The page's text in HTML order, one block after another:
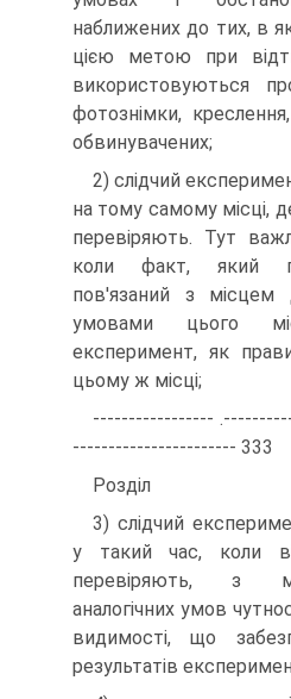
наближених до тих, в
цією метою при
використовуються
фотознімки,
обвинувачених;
2) слідчий
на тому самому місці,
перевіряють. Тут
коли факт, який
пов'язаний з місцем
умовами цього
експеримент, як
цьому ж місці;
-----------------
----------------------- 333
Розділ
3) слідчий
у такий час, коли
перевіряють, з
аналогічних умов
видимості, що
результатів